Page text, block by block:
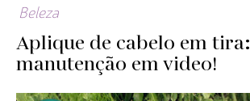
Beleza
Aplique de cabelo em tira:
manutenção em video!